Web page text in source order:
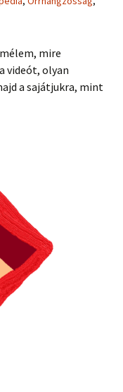
mire
videót, olyan
a sajátjukra, mint